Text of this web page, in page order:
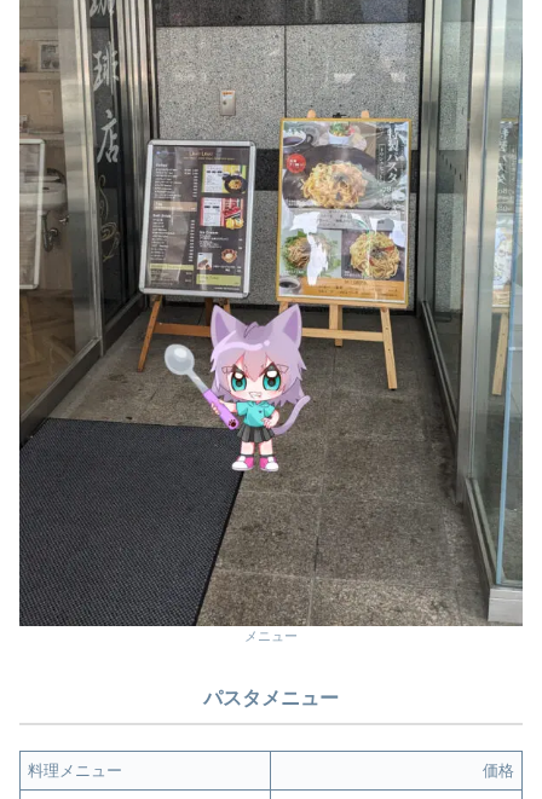
メニュー
パスタメニュー
料理メニュー 価格